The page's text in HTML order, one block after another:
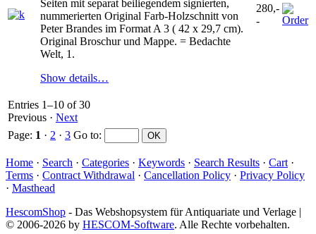
Seiten mit separat beiliegendem signierten,
nummerierten Original Farb-Holzschnitt von
Peter Brandes im Format A 3 ( 42 x 29,7 cm).
Original Broschur und Mappe. = Bedachte
Welt, 1.
Show details…
280,-
-
Entries 1–10 of 30
Previous · Next
Page: 1 · 2 · 3 Go to:
Home · Search · Categories · Keywords · Search Results · Cart ·
Terms · Contract Withdrawal · Cancellation Policy · Privacy Policy
· Masthead
HescomShop - Das Webshopsystem für Antiquariate und Verlage |
© 2006-2026 by HESCOM-Software. Alle Rechte vorbehalten.